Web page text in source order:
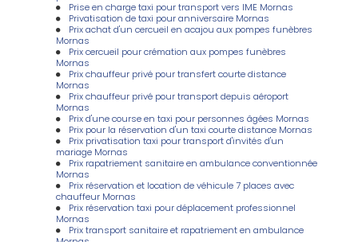
Prise en charge taxi pour transport vers IME Mornas
Privatisation de taxi pour anniversaire Mornas
Prix achat d'un cercueil en acajou aux pompes funèbres
Mornas
Prix cercueil pour crémation aux pompes funèbres
Mornas
Prix chauffeur privé pour transfert courte distance
Mornas
Prix chauffeur privé pour transport depuis aéroport
Mornas
Prix d'une course en taxi pour personnes âgées Mornas
Prix pour la réservation d'un taxi courte distance Mornas
Prix privatisation taxi pour transport d'invités d'un
mariage Mornas
Prix rapatriement sanitaire en ambulance conventionnée
Mornas
Prix réservation et location de véhicule 7 places avec
chauffeur Mornas
Prix réservation taxi pour déplacement professionnel
Mornas
Prix transport sanitaire et rapatriement en ambulance